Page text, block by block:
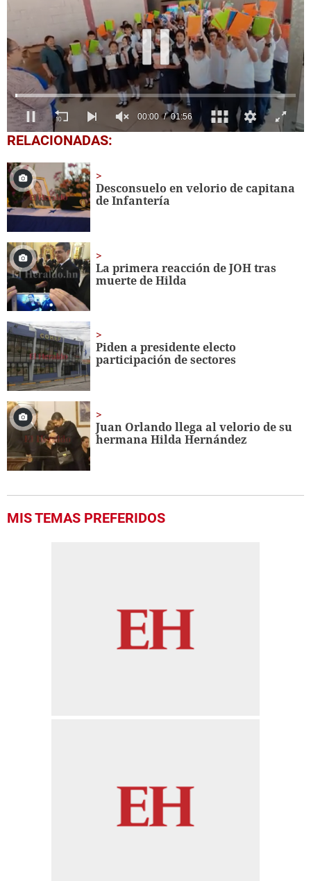
0
seconds
1
minute,
56
seconds
RELACIONADAS:
Desconsuelo en velorio de capitana
de Infantería
La primera reacción de JOH tras
muerte de Hilda
Piden a presidente electo
participación de sectores
Juan Orlando llega al velorio de su
hermana Hilda Hernández
MIS TEMAS PREFERIDOS